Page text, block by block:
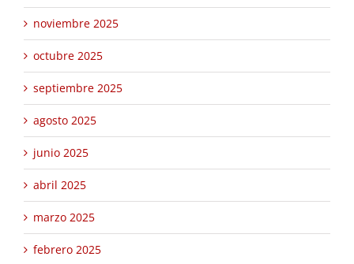
noviembre 2025
octubre 2025
septiembre 2025
agosto 2025
junio 2025
abril 2025
marzo 2025
febrero 2025